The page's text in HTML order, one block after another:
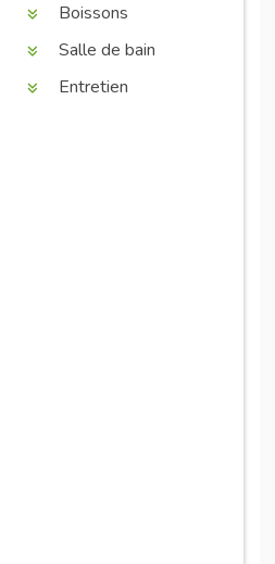
Boissons
Salle de bain
Entretien